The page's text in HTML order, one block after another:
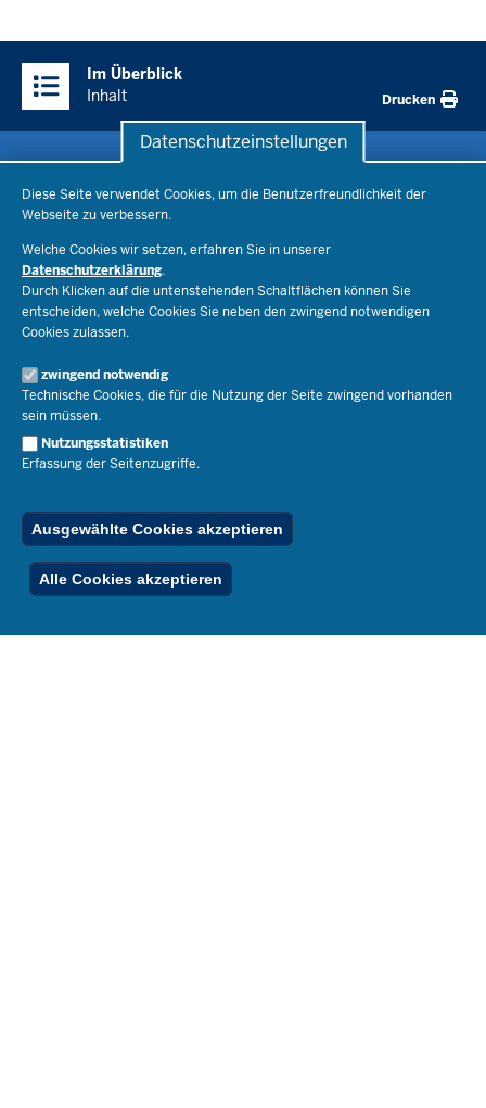
Datenschutzeinstellungen
Diese Seite verwendet Cookies, um die Benutzerfreundlichkeit der
Webseite zu verbessern.
Welche Cookies wir setzen, erfahren Sie in unserer
Datenschutzerklärung.
Durch Klicken auf die untenstehenden Schaltflächen können Sie
entscheiden, welche Cookies Sie neben den zwingend notwendigen
Cookies zulassen.
zwingend notwendig
Technische Cookies, die für die Nutzung der Seite zwingend vorhanden
sein müssen.
Nutzungsstatistiken
Erfassung der Seitenzugriffe.
Ausgewählte Cookies akzeptieren
Alle Cookies akzeptieren
Inhalte
Im Überblick
Inhalt
Drucken
Bildungsthemen
Lehrkräfte
Recht
Schulleben
Ministerium
Ministerin Dorothee Feller
Staatssekretär Dr. Urban Mauer
Open Government
Bibliothek
Geschäftsbereich
Presse
Pressefotos
Social Media
Pressekontakt
Service
Schule(n) suchen
Kontakt
Der Weg zu uns
Publikationen
RSS-Feed
Ferienordnung
Spezialangebote
© 2026 Bildungsportal NRW
Below
Footer
Menu
Inhalt Impressum Datenschutz